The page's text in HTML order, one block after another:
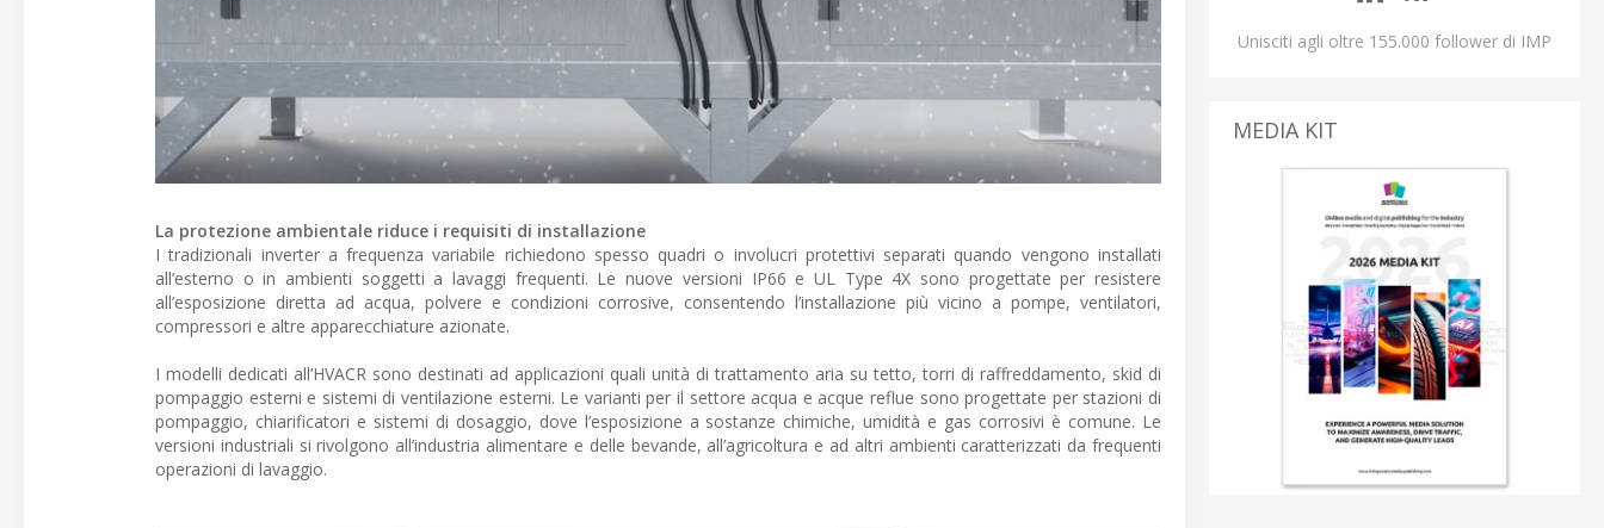
La protezione ambientale riduce i requisiti di installazione
I tradizionali inverter a frequenza variabile richiedono spesso quadri o involucri protettivi separati quando vengono installati
all’esterno o in ambienti soggetti a lavaggi frequenti. Le nuove versioni IP66 e UL Type 4X sono progettate per resistere
all’esposizione diretta ad acqua, polvere e condizioni corrosive, consentendo l’installazione più vicino a pompe, ventilatori,
compressori e altre apparecchiature azionate.
I modelli dedicati all’HVACR sono destinati ad applicazioni quali unità di trattamento aria su tetto, torri di raffreddamento, skid di
pompaggio esterni e sistemi di ventilazione esterni. Le varianti per il settore acqua e acque reflue sono progettate per stazioni di
pompaggio, chiarificatori e sistemi di dosaggio, dove l’esposizione a sostanze chimiche, umidità e gas corrosivi è comune. Le
versioni industriali si rivolgono all’industria alimentare e delle bevande, all’agricoltura e ad altri ambienti caratterizzati da frequenti
operazioni di lavaggio.
Unisciti agli oltre 155.000 follower di IMP
MEDIA KIT